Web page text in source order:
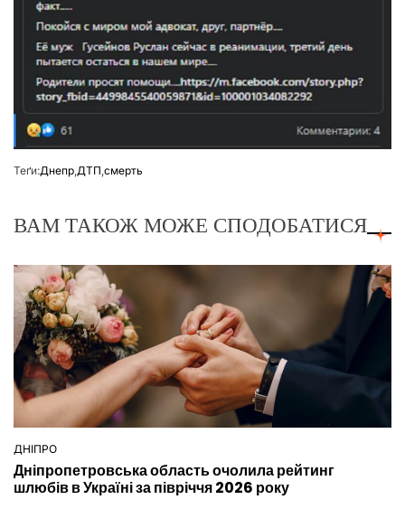
Теґи:Днепр ДТП смерть
ВАМ ТАКОЖ МОЖЕ СПОДОБАТИСЯ
ОПУБЛІКУВАТИ
У
ДНІПРО
Дніпропетровська область очолила рейтинг
шлюбів в Україні за півріччя 2026 року